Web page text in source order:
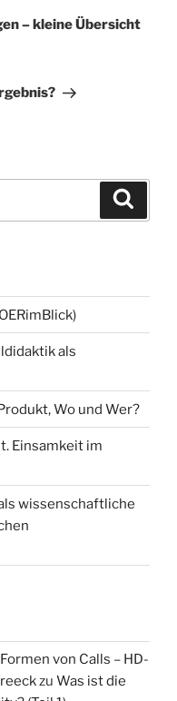
– kleine Übersicht
als
Wo und Wer?
Einsamkeit im
wissenschaftliche
von Calls – HD-
zu Was ist die